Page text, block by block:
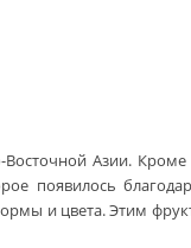
Азии.
появилось
и цвета. Этим